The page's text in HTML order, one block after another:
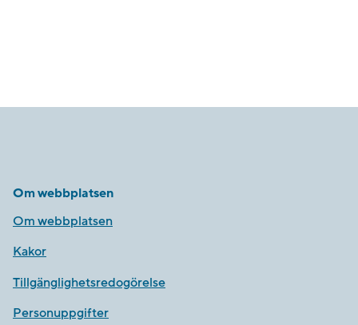
Om webbplatsen
Om webbplatsen
Kakor
Tillgänglighetsredogörelse
Personuppgifter